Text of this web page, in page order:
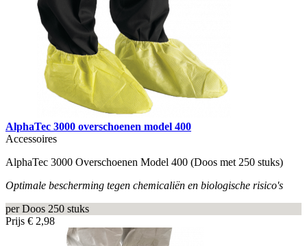
AlphaTec 3000 overschoenen model 400
Accessoires
AlphaTec 3000 Overschoenen Model 400 (Doos met 250 stuks)
Optimale bescherming tegen chemicaliën en biologische risico's
per Doos 250 stuks
Prijs € 2,98